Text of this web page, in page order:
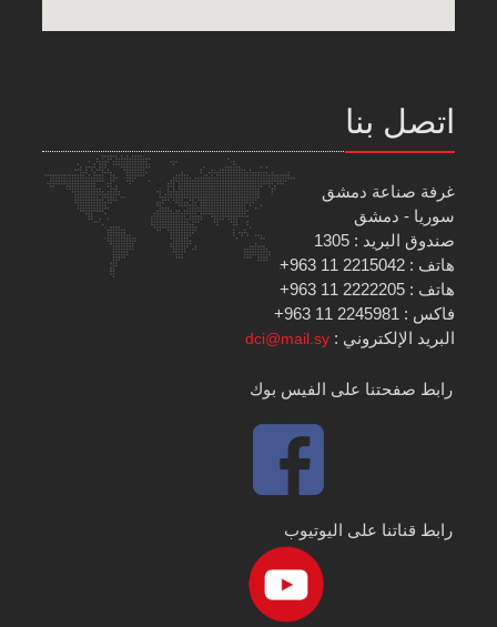
اتصل بنا
غرفة صناعة دمشق
سوريا - دمشق
صندوق البريد : 1305
هاتف : 2215042 11 963+
هاتف : 2222205 11 963+
فاكس : 2245981 11 963+
البريد الإلكتروني :dci@mail.sy
رابط صفحتنا على الفيس بوك
رابط قناتنا على اليوتيوب